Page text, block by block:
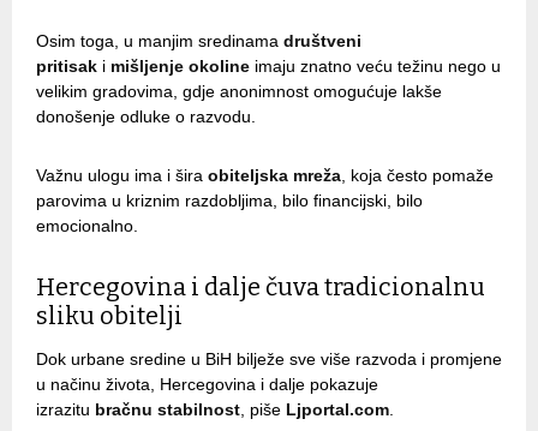
Osim toga, u manjim sredinama društveni
pritisak i mišljenje okoline imaju znatno veću težinu nego u
velikim gradovima, gdje anonimnost omogućuje lakše
donošenje odluke o razvodu.
Važnu ulogu ima i šira obiteljska mreža , koja često pomaže
parovima u kriznim razdobljima, bilo financijski, bilo
emocionalno.
Hercegovina i dalje čuva tradicionalnu
sliku obitelji
Dok urbane sredine u BiH bilježe sve više razvoda i promjene
u načinu života, Hercegovina i dalje pokazuje
izrazitu bračnu stabilnost , piše Ljportal.com